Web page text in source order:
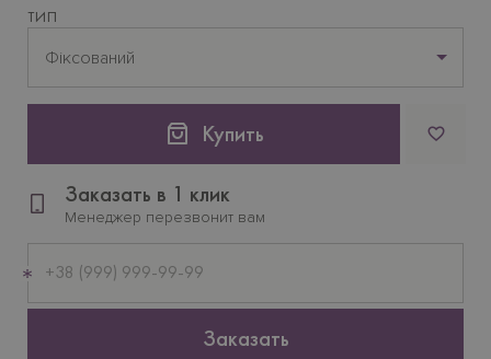
ТИП
Фіксований
Купить
Заказать в 1 клик
Менеджер перезвонит вам
телефон
Заказать